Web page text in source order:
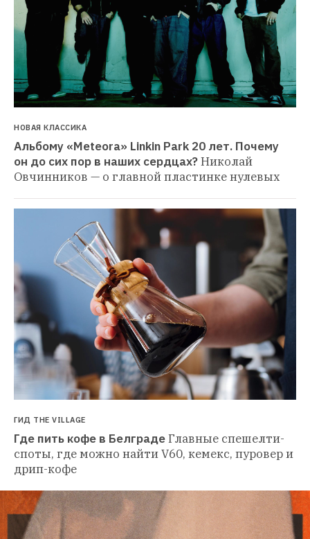
НОВАЯ КЛАССИКА
Альбому «Meteora» Linkin Park 20 лет. Почему
он до сих пор в наших сердцах?Николай
Овчинников — о главной пластинке нулевых
ГИД THE VILLAGE
Где пить кофе в БелградеГлавные спешелти-
споты, где можно найти V60, кемекс, пуровер и
дрип-кофе